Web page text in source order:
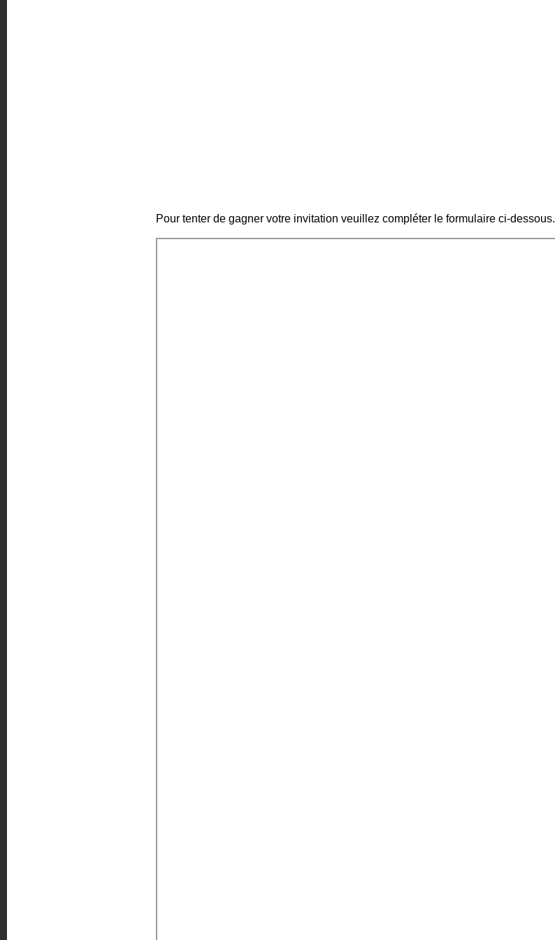
Pour tenter de gagner votre invitation veuillez compléter le formulaire ci-dessous.